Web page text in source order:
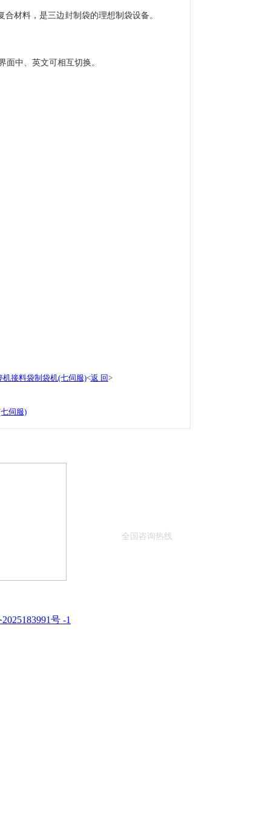
材料，是三边封制袋的理想制袋设备。
中、英文可相互切换。
接料袋制袋机(七伺服)<返 回>
伺服)
全国咨询热线
号 -1